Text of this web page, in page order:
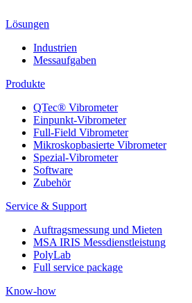
Lösungen
Industrien
Messaufgaben
Produkte
QTec® Vibrometer
Einpunkt-Vibrometer
Full-Field Vibrometer
Mikroskopbasierte Vibrometer
Spezial-Vibrometer
Software
Zubehör
Service & Support
Auftragsmessung und Mieten
MSA IRIS Messdienstleistung
PolyLab
Full service package
Know-how